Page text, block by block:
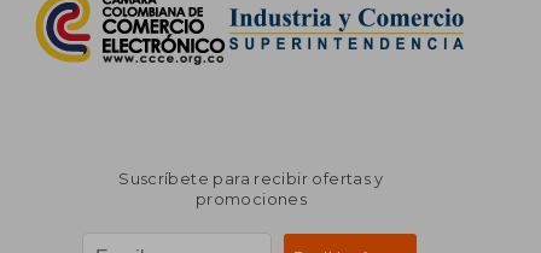
Suscríbete para recibir ofertas y
promociones